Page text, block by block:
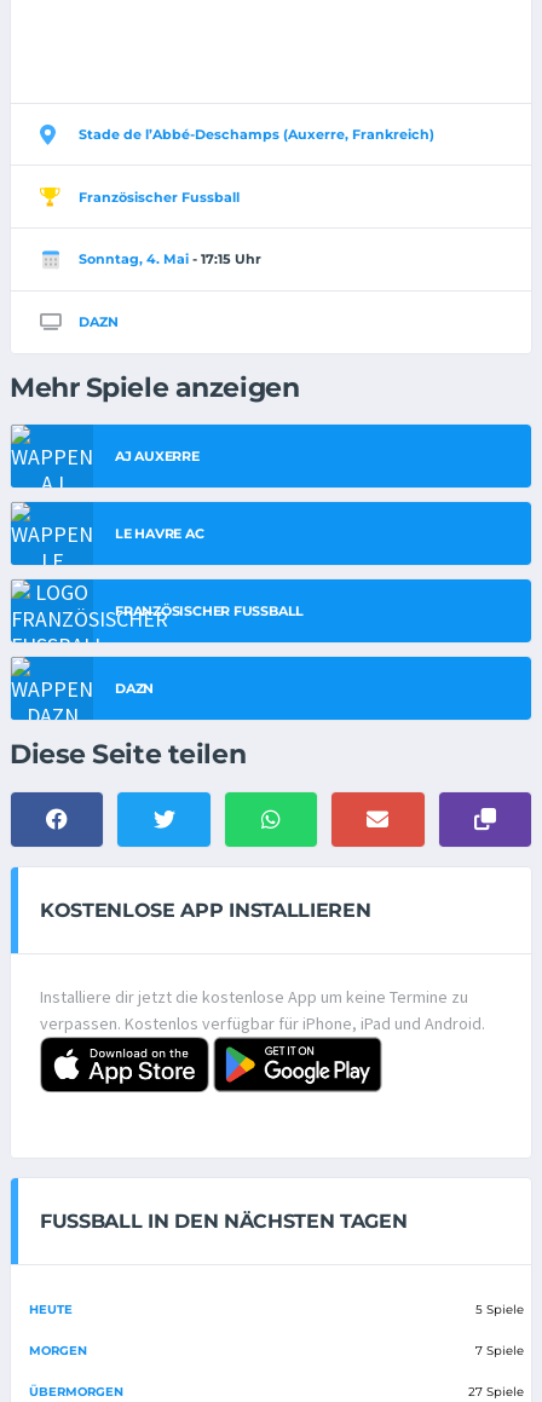
Stade de l’Abbé-Deschamps (Auxerre, Frankreich)
Französischer Fussball
Sonntag, 4. Mai - 17:15 Uhr
DAZN
Mehr Spiele anzeigen
AJ AUXERRE
LE HAVRE AC
FRANZÖSISCHER FUSSBALL
DAZN
Diese Seite teilen
KOSTENLOSE APP INSTALLIEREN
Installiere dir jetzt die kostenlose App um keine Termine zu
verpassen. Kostenlos verfügbar für iPhone, iPad und Android.
FUSSBALL IN DEN NÄCHSTEN TAGEN
HEUTE 5 Spiele
MORGEN 7 Spiele
ÜBERMORGEN 27 Spiele